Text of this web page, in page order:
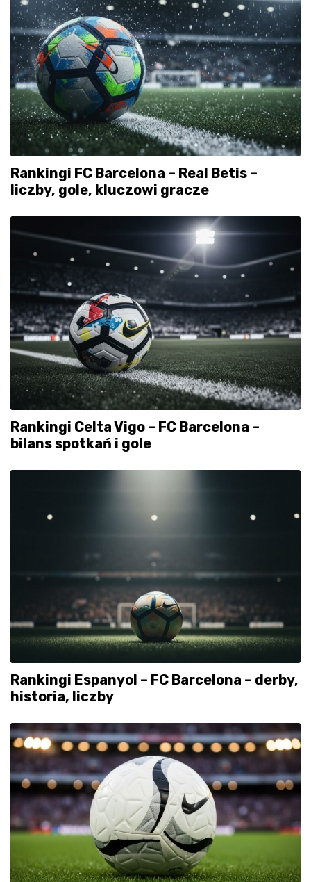
Rankingi FC Barcelona – Real Betis –
liczby, gole, kluczowi gracze
Rankingi Celta Vigo – FC Barcelona –
bilans spotkań i gole
Rankingi Espanyol – FC Barcelona – derby,
historia, liczby